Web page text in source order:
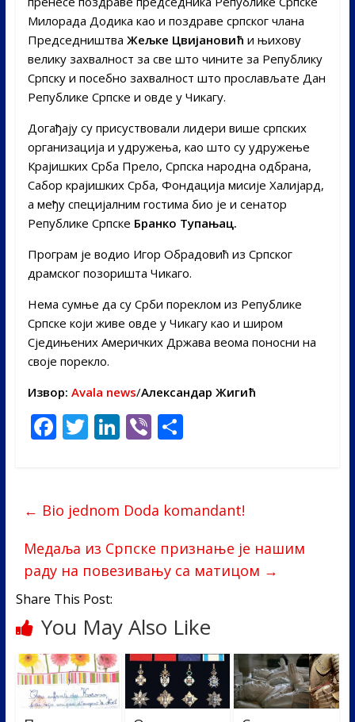
Милорада Додика као и поздраве српског члана
Председништва Жељке Цвијановић и њихову
велику захвалност за све што чините за Републику
Српску и посебно захвалност што прослављате Дан
Републике Српске и овде у Чикагу.
Догађају су присуствовали лидери више српских
организација и удружења, као што су удружење
Крајишких Срба Прело, Српска народна одбрана,
Сабор крајишких Срба, Фондација мисије Халијард,
а међу специјалним гостима био је и сенатор
Републике Српске Бранко Тупањац.
Програм је водио Игор Обрадовић из Српског
драмског позоришта Чикаго.
Нема сумње да су Срби пореклом из Републике
Српске који живе овде у Чикагу као и широм
Сједињених Америчких Држава веома поносни на
своје порекло.
Извор: Аvala news/Александар Жигић
F
ac
b
o
o
k
T
w
er
Li
n
e
dI
n
Vi
b
S
e
← Bio jednom Doda komandant!
Медаља из Српске признање је нашим
раду на повезивању са матицом →
Share This Post:
You May Also Like